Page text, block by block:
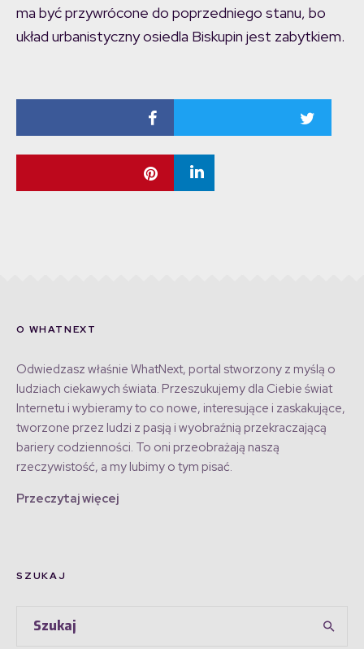
ma być przywrócone do poprzedniego stanu, bo
układ urbanistyczny osiedla Biskupin jest zabytkiem.
O WHATNEXT
Odwiedzasz właśnie WhatNext, portal stworzony z myślą o
ludziach ciekawych świata. Przeszukujemy dla Ciebie świat
Internetu i wybieramy to co nowe, interesujące i zaskakujące,
tworzone przez ludzi z pasją i wyobraźnią przekraczającą
bariery codzienności. To oni przeobrażają naszą
rzeczywistość, a my lubimy o tym pisać.
Przeczytaj więcej
SZUKAJ